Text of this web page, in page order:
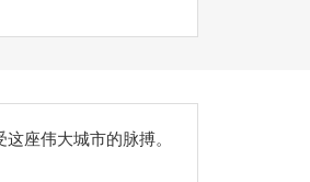
座伟大城市的脉搏。